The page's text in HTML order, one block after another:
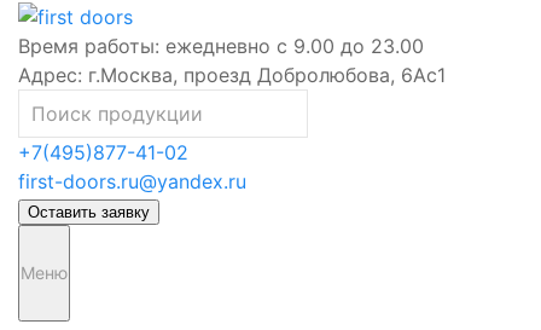
Время работы: ежедневно с 9.00 до 23.00
Адрес: г.Москва, проезд Добролюбова, 6Ас1
+7(495)877-41-02
first-doors.ru@yandex.ru
Оставить заявку
Меню